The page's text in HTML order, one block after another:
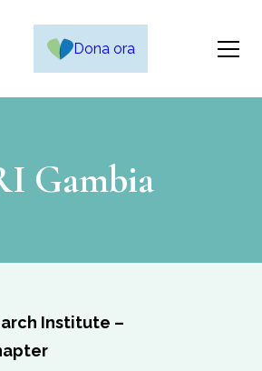
Dona ora
Gambia
Institute –